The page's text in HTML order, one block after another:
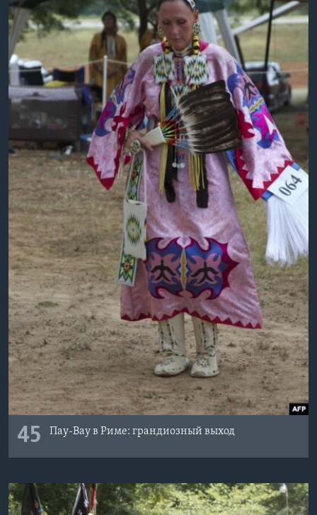
45 Пау-Вау в Риме: грандиозный выход